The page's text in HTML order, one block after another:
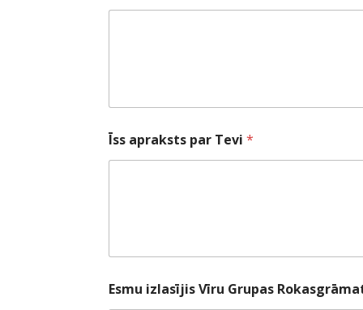
Īss apraksts par Tevi*
Esmu izlasījis Vīru Grupas